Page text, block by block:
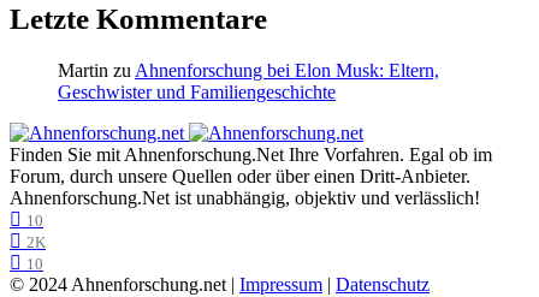
Letzte Kommentare
Martin zuAhnenforschung bei Elon Musk: Eltern,
Geschwister und Familiengeschichte
Finden Sie mit Ahnenforschung.Net Ihre Vorfahren. Egal ob im
Forum, durch unsere Quellen oder über einen Dritt-Anbieter.
Ahnenforschung.Net ist unabhängig, objektiv und verlässlich!
10
2K
10
© 2024 Ahnenforschung.net | Impressum | Datenschutz